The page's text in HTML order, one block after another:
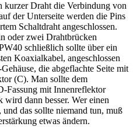
kurzer Draht die Verbindung von
der Unterseite werden die Pins
Schaltdraht angeschlossen.
oder zwei Drahtbrücken
schließlich sollte über ein
Koaxialkabel, angeschlossen
die abgeflachte Seite mit
(C). Man sollte dem
Fassung mit Innenreflektor
wird dann besser. Wer einen
das sollte niemand tun, muß
etwas ändern.